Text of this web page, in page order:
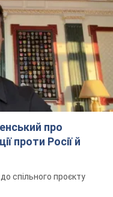
про
проти Росії й
спільного проєкту
підвищать
деталі
уряд